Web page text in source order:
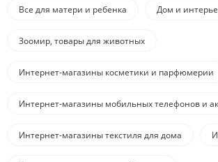
Все для матери и ребенка Дом и
Зоомир, товары для животных
Интернет-магазины косметики и парфюмерии
Интернет-магазины мобильных телефонов и
Интернет-магазины текстиля для дома